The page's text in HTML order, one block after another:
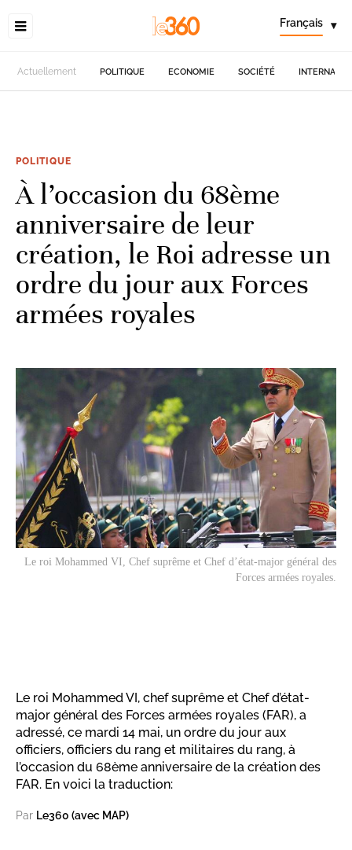
Français ▾
Actuellement POLITIQUE ECONOMIE SOCIÉTÉ
POLITIQUE
À l’occasion du 68ème
anniversaire de leur
création, le Roi adresse un
ordre du jour aux Forces
armées royales
Le roi Mohammed VI, Chef suprême et Chef d’état-major général des
Forces armées royales.
Le roi Mohammed VI, chef suprême et Chef d’état-
major général des Forces armées royales (FAR), a
adressé, ce mardi 14 mai, un ordre du jour aux
officiers, officiers du rang et militaires du rang, à
l’occasion du 68ème anniversaire de la création des
FAR. En voici la traduction:
Par Le360 (avec MAP)